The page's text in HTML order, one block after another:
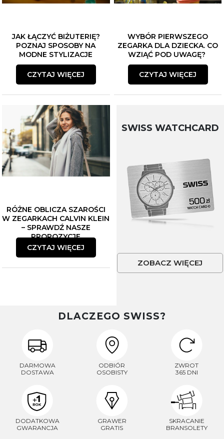
JAK ŁĄCZYĆ BIŻUTERIĘ?
POZNAJ SPOSOBY NA
MODNE STYLIZACJE
CZYTAJ WIĘCEJ
WYBÓR PIERWSZEGO
ZEGARKA DLA DZIECKA. CO
WZIĄĆ POD UWAGĘ?
CZYTAJ WIĘCEJ
RÓŻNE OBLICZA SZAROŚCI
W ZEGARKACH CALVIN KLEIN
– SPRAWDŹ NASZE
PROPOZYCJE
CZYTAJ WIĘCEJ
SWISS WATCHCARD
ZOBACZ WIĘCEJ
DLACZEGO SWISS?
DARMOWA
DOSTAWA
ODBIÓR
OSOBISTY
ZWROT
365 DNI
DODATKOWA
GWARANCJA
GRAWER
GRATIS
SKRACANIE
BRANSOLETY